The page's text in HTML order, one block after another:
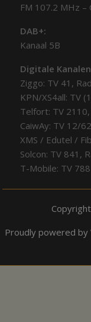
FM 107.2 MHz –
DAB+:
Kanaal 5B
Digitale
Ziggo: TV 41,
KPN/XS4all: TV
Telfort: TV
CaiwAy: TV 12/
XMS / Edutel /
Solcon: TV 841,
T-Mobile: TV 788
Proudly powered by